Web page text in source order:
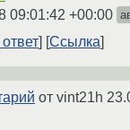
09:01:42 +00:00
Ссылка
от vint21h